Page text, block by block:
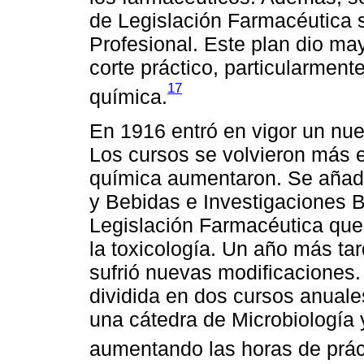
de Legislación Farmacéutica
Profesional. Este plan dio
corte práctico,
química.17
En 1916 entró en vigor un
Los cursos se volvieron más
química aumentaron. Se
y Bebidas e Investigaciones
Legislación Farmacéutica
la toxicología. Un año más
sufrió nuevas
dividida en dos cursos
una cátedra de
aumentando las horas de